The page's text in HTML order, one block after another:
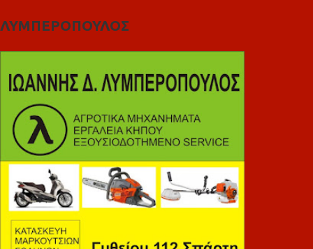
ΛΥΜΠΕΡΟΠΟΥΛΟΣ